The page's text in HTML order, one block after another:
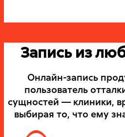
Запись из
Онлайн-запись
пользователь
сущностей — клиники,
выбирая то, что ему